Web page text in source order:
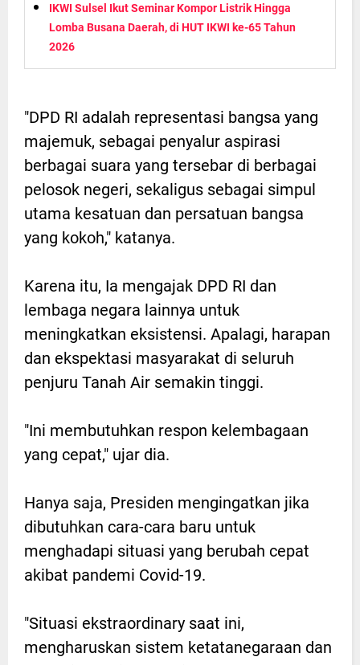
IKWI Sulsel Ikut Seminar Kompor Listrik Hingga
Lomba Busana Daerah, di HUT IKWI ke-65 Tahun
2026
"DPD RI adalah representasi bangsa yang
majemuk, sebagai penyalur aspirasi
berbagai suara yang tersebar di berbagai
pelosok negeri, sekaligus sebagai simpul
utama kesatuan dan persatuan bangsa
yang kokoh," katanya.
Karena itu, Ia mengajak DPD RI dan
lembaga negara lainnya untuk
meningkatkan eksistensi. Apalagi, harapan
dan ekspektasi masyarakat di seluruh
penjuru Tanah Air semakin tinggi.
"Ini membutuhkan respon kelembagaan
yang cepat," ujar dia.
Hanya saja, Presiden mengingatkan jika
dibutuhkan cara-cara baru untuk
menghadapi situasi yang berubah cepat
akibat pandemi Covid-19.
"Situasi ekstraordinary saat ini,
mengharuskan sistem ketatanegaraan dan